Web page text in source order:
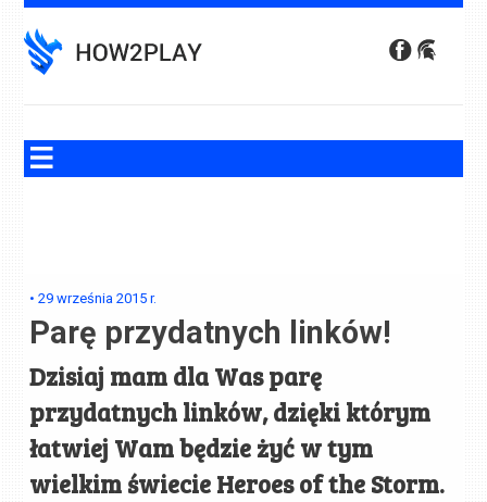
to
content
•29 września 2015 r.
Parę przydatnych linków!
Dzisiaj mam dla Was parę
przydatnych linków, dzięki którym
łatwiej Wam będzie żyć w tym
wielkim świecie Heroes of the Storm.